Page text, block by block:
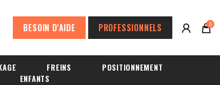
BESOIN D'AIDE PROFESSIONNELS 0
FREINS
POSITIONNEMENT
ENFANTS